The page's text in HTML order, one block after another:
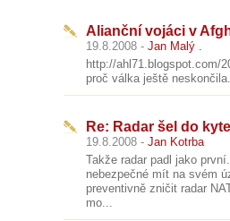
Alianční vojáci v
19.8.2008 - Jan Malý .
http://ahl71.blogspot.com/
proč válka ještě
Re: Radar šel do
19.8.2008 - Jan Kotrba
Takže radar padl jako
nebezpečné mít na svém
preventivně zničit radar
mo...